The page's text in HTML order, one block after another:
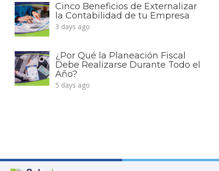
Cinco Beneficios de Externalizar
la Contabilidad de tu Empresa
3 days ago
¿Por Qué la Planeación Fiscal
Debe Realizarse Durante Todo el
Año?
5 days ago